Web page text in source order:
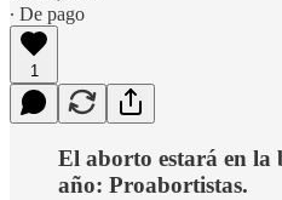
∙ De pago
1
El aborto estará en la
año: Proabortistas.